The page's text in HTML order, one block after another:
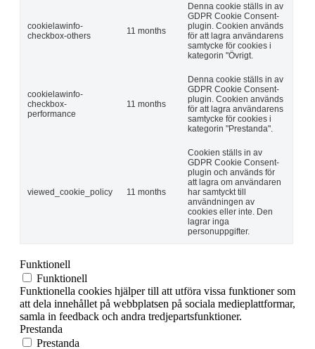
cookielawinfo-
checkbox-others
11 months
Denna cookie ställs in av
GDPR Cookie Consent-
plugin. Cookien används
för att lagra användarens
samtycke för cookies i
kategorin "Övrigt.
cookielawinfo-
checkbox-
performance
11 months
Denna cookie ställs in av
GDPR Cookie Consent-
plugin. Cookien används
för att lagra användarens
samtycke för cookies i
kategorin "Prestanda".
viewed_cookie_policy 11 months
Cookien ställs in av
GDPR Cookie Consent-
plugin och används för
att lagra om användaren
har samtyckt till
användningen av
cookies eller inte. Den
lagrar inga
personuppgifter.
Funktionell
Funktionell
Funktionella cookies hjälper till att utföra vissa funktioner som
att dela innehållet på webbplatsen på sociala medieplattformar,
samla in feedback och andra tredjepartsfunktioner.
Prestanda
Prestanda